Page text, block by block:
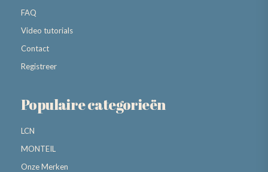
FAQ
Video tutorials
Contact
Registreer
Populaire categorieën
LCN
MONTEIL
Onze Merken